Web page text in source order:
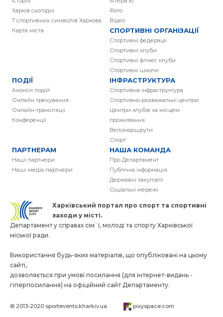
Харків сьогодні
7 спортивних символів Харкова
Карта міста
Фото
Вiдео
СПОРТИВНІ ОРГАНІЗАЦІЇ
Спортивні федерації
Спортивні клуби
Спортивні фітнес клуби
Спортивні школи
ПОДІЇ
Анонси подій
Онлайн тренування
Онлайн-трансляції
Конференції
ІНФРАСТРУКТУРА
Спортивна інфраструктура
Спортивно-розважальні центри
Центри клубів за місцем
проживання
Веломаршрути
Спорт
ПАРТНЕРАМ
Наші партнери
Наші медіа-партнери
НАША КОМАНДА
Про Департамент
Публічна інформація
Державні закупівлі
Соціальні мережі
Харківський портал про спорт та спортивнi
заходи у місті.
Департамент у справах сім`ї, молоді та спорту Харківської
міської ради.
Використання будь-яких матеріалів, що опубліковані на цьому
сайті,
дозволяється при умові посилання (для інтернет-видань -
гіперпосилання) на офіційний сайт Департаменту.
© 2013-2020 sportevents.kharkiv.ua pixyspace.com